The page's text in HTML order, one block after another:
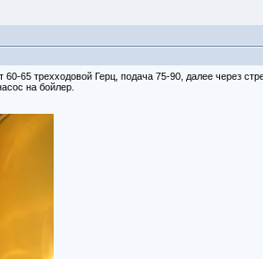
65 трехходовой Герц, подача 75-90, далее через
на бойлер.